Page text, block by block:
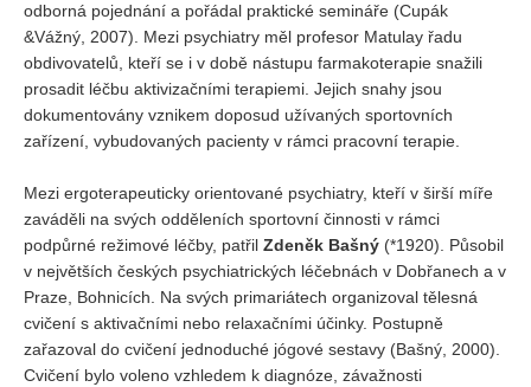
odborná pojednání a pořádal praktické semináře (Cupák
&Vážný, 2007). Mezi psychiatry měl profesor Matulay řadu
obdivovatelů, kteří se i v době nástupu farmakoterapie snažili
prosadit léčbu aktivizačními terapiemi. Jejich snahy jsou
dokumentovány vznikem doposud užívaných sportovních
zařízení, vybudovaných pacienty v rámci pracovní terapie.
Mezi ergoterapeuticky orientované psychiatry, kteří v širší míře
zaváděli na svých odděleních sportovní činnosti v rámci
podpůrné režimové léčby, patřil Zdeněk Bašný (*1920). Působil
v největších českých psychiatrických léčebnách v Dobřanech a v
Praze, Bohnicích. Na svých primariátech organizoval tělesná
cvičení s aktivačními nebo relaxačními účinky. Postupně
zařazoval do cvičení jednoduché jógové sestavy (Bašný, 2000).
Cvičení bylo voleno vzhledem k diagnóze, závažnosti